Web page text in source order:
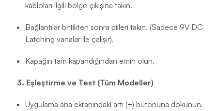
kabloları ilgili bölge çıkışına takın.
Bağlantılar bittikten sonra pilleri takın. (Sadece 9V DC
Latching vanalar ile çalışır).
Kapağın tam kapandığından emin olun.
3. Eşleştirme ve Test (Tüm Modeller)
Uygulama ana ekranındaki artı (+) butonuna dokunun.